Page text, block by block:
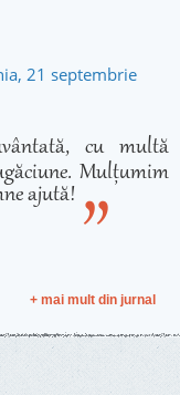
21 septembrie
cu multă
Mulțumim
ajută!
+ mai mult din jurnal